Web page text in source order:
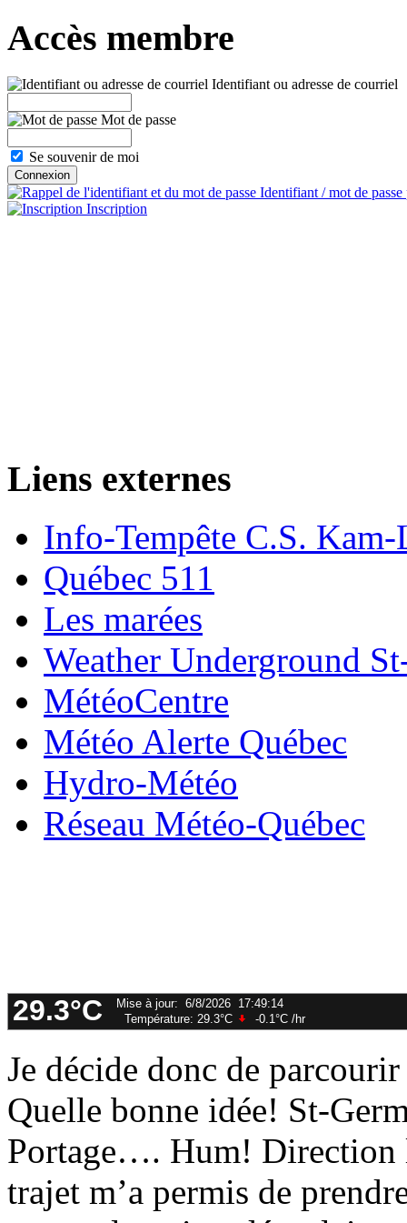
Accès membre
Identifiant ou adresse de courriel
Mot de passe
Se souvenir de moi
Identifiant / mot de passe
Inscription
Liens externes
Info-Tempête C.S.
Québec 511
Les marées
Weather Underground
MétéoCentre
Météo Alerte Québec
Hydro-Météo
Réseau Météo-Québec
Je décide donc de
Quelle bonne idée! St-
Portage…. Hum! Direction
trajet m’a permis de